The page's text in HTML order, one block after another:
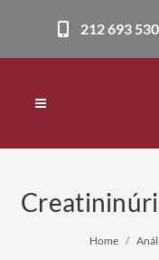
212 693
Home